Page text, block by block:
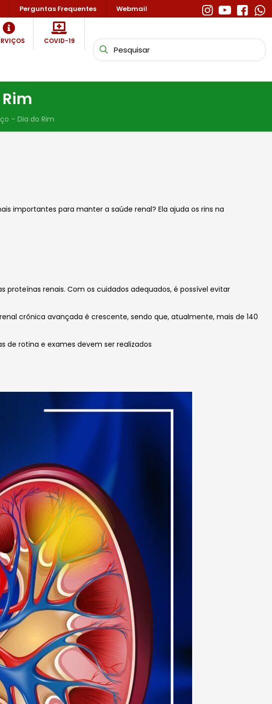
Perguntas Frequentes Webmail
COVID-19
– Dia do Rim
importantes para manter a saúde renal? Ela ajuda os rins na
renais. Com os cuidados adequados, é possível evitar
crônica avançada é crescente, sendo que, atualmente, mais de 140
de rotina e exames devem ser realizados